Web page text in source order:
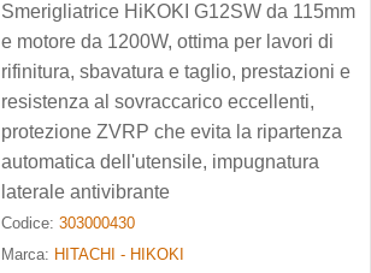
Smerigliatrice HiKOKI G12SW da 115mm
e motore da 1200W, ottima per lavori di
rifinitura, sbavatura e taglio, prestazioni e
resistenza al sovraccarico eccellenti,
protezione ZVRP che evita la ripartenza
automatica dell'utensile, impugnatura
laterale antivibrante
Codice: 303000430
Marca: HITACHI - HIKOKI